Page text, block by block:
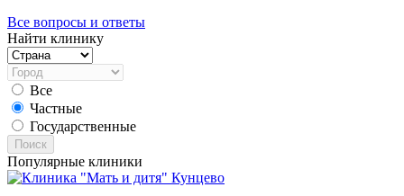
Все вопросы и ответы
Найти клинику
Все
Частные
Государственные
Поиск
Популярные клиники